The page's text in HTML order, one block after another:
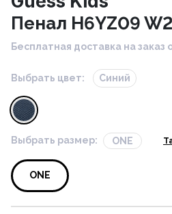
Пенал H6YZ09
Бесплатная доставка на заказ
Выбрать цвет: Синий
Выбрать размер: ONE
ONE